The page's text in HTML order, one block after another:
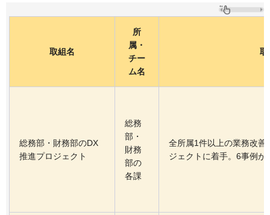
取組名
所
属・
チー
ム名
取
総務部・財務部のDX
推進プロジェクト
総務
部・
財務
部の
各課
全所属1件以上の業務改
ジェクトに着手。6事例が